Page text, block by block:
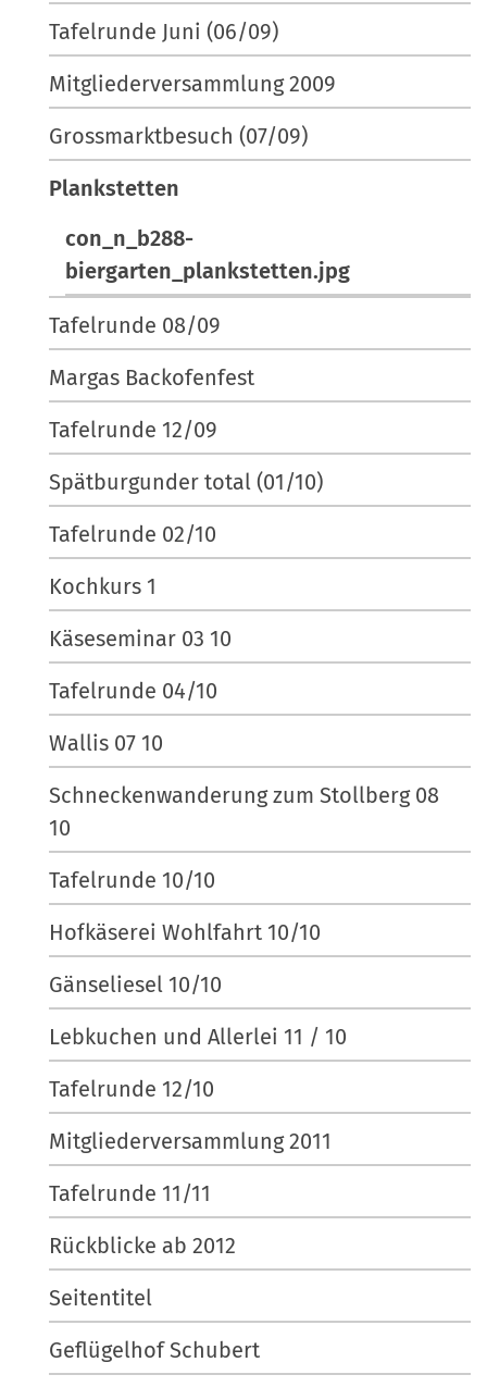
Tafelrunde Juni (06/09)
Mitgliederversammlung 2009
Grossmarktbesuch (07/09)
Plankstetten
con_n_b288-
biergarten_plankstetten.jpg
Tafelrunde 08/09
Margas Backofenfest
Tafelrunde 12/09
Spätburgunder total (01/10)
Tafelrunde 02/10
Kochkurs 1
Käseseminar 03 10
Tafelrunde 04/10
Wallis 07 10
Schneckenwanderung zum Stollberg 08
10
Tafelrunde 10/10
Hofkäserei Wohlfahrt 10/10
Gänseliesel 10/10
Lebkuchen und Allerlei 11 / 10
Tafelrunde 12/10
Mitgliederversammlung 2011
Tafelrunde 11/11
Rückblicke ab 2012
Seitentitel
Geflügelhof Schubert